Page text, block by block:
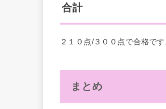
合計
２１０点/３００点で合格です
まとめ